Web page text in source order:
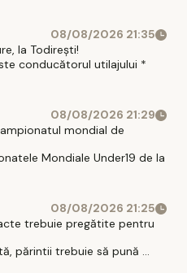
08/08/2026 21:35
la Todirești!
conducătorul utilajului *
08/08/2026 21:29
mondial de
Mondiale Under19 de la
08/08/2026 21:25
trebuie pregătite pentru
părintii trebuie să pună ...